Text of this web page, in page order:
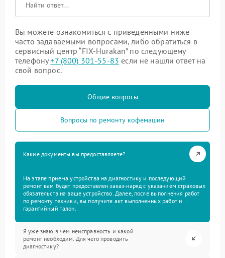
Вы можете ознакомиться с приведенными ниже
часто задаваемыми вопросами, либо обратиться в
сервисный центр “FIX-Hurakan” по следующему
телефону+7 (800) 301-55-83 если не нашли ответ на
свой вопрос.
Общие вопросы
Вопросы по ремонту кофемашин
Какие документы вы предоставляете?
На этапе приема устройства на диагностику и последующий
ремонт вам будет предоставлен заказ-наряд с указанием страховых
обязательств на ваше устройство. Далее, после выполнения работ
по ремонту техники, вы получите акт выполненных работ и
гарантийный талон.
Я уже знаю в чем неисправность и какой
ремонт необходим. Для чего проводить
диагностику?